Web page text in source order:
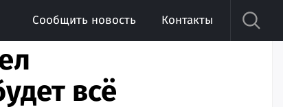
Сообщить новость Контакты
всё